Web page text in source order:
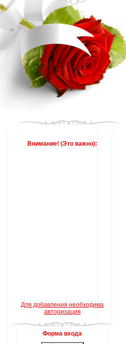
Внимание! (Это важно):
Для добавления необходима
авторизация
Форма входа